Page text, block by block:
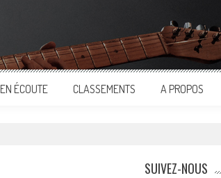
EN ÉCOUTE CLASSEMENTS A PROPOS
SUIVEZ-NOUS